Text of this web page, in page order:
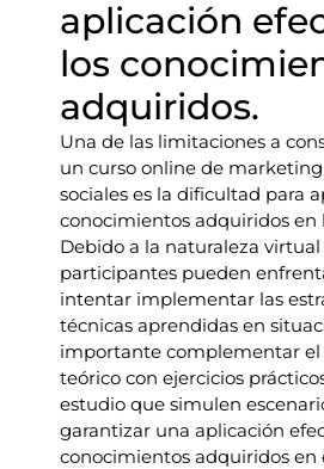
aplicación
los
adquiridos.
Una de las limitaciones a
un curso online de
sociales es la dificultad para
conocimientos adquiridos en
Debido a la naturaleza virtual
participantes pueden
intentar implementar las
técnicas aprendidas en
importante complementar el
teórico con ejercicios
estudio que simulen
garantizar una aplicación
conocimientos adquiridos